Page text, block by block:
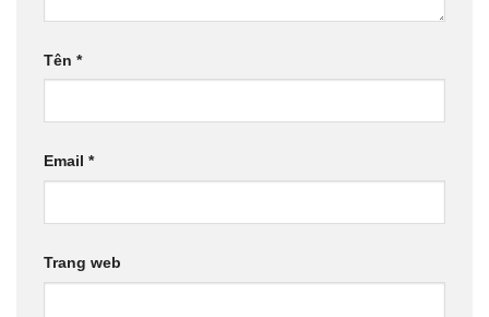
Tên *
Email *
Trang web